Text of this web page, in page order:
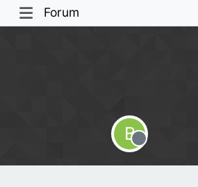
Forum
B
Offline